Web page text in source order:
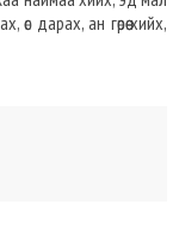
дарах, ан гөрөө хийх,